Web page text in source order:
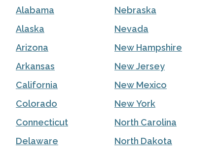
Alabama
Alaska
Arizona
Arkansas
California
Colorado
Connecticut
Delaware
Nebraska
Nevada
New Hampshire
New Jersey
New Mexico
New York
North Carolina
North Dakota